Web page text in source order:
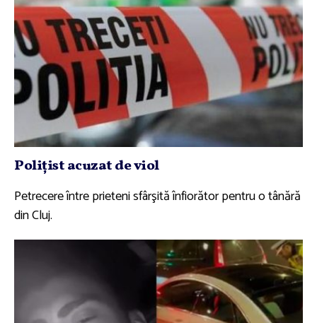
Poliţist acuzat de viol
Petrecere între prieteni sfârşită înfiorător pentru o tânără
din Cluj.